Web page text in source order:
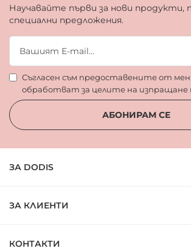
Научавайте първи за нови продукти,
специални предложения.
Съгласен съм предоставените от мен
обработват за целите на изпращане
АБОНИРАМ СЕ
ЗА DODIS
ЗА КЛИЕНТИ
КОНТАКТИ